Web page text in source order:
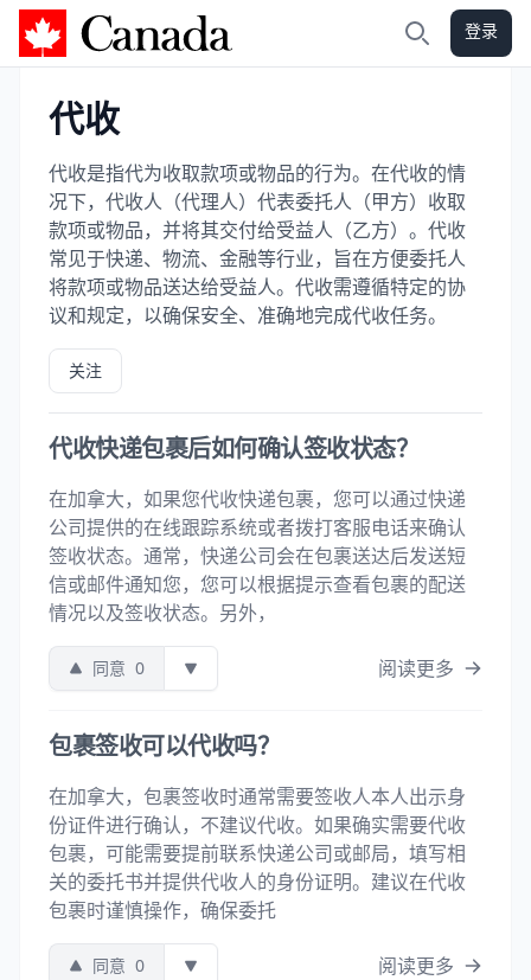
加拿大攻略 登录
代收
代收是指代为收取款项或物品的行为。在代收的情
况下，代收人（代理人）代表委托人（甲方）收取
款项或物品，并将其交付给受益人（乙方）。代收
常见于快递、物流、金融等行业，旨在方便委托人
将款项或物品送达给受益人。代收需遵循特定的协
议和规定，以确保安全、准确地完成代收任务。
关注
代收快递包裹后如何确认签收状态？
在加拿大，如果您代收快递包裹，您可以通过快递
公司提供的在线跟踪系统或者拨打客服电话来确认
签收状态。通常，快递公司会在包裹送达后发送短
信或邮件通知您，您可以根据提示查看包裹的配送
情况以及签收状态。另外，
同意 0 阅读更多
包裹签收可以代收吗？
在加拿大，包裹签收时通常需要签收人本人出示身
份证件进行确认，不建议代收。如果确实需要代收
包裹，可能需要提前联系快递公司或邮局，填写相
关的委托书并提供代收人的身份证明。建议在代收
包裹时谨慎操作，确保委托
同意 0 阅读更多